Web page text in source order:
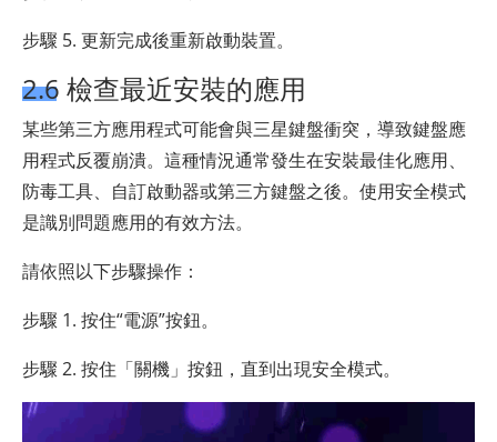
步驟 5. 更新完成後重新啟動裝置。
2.6 檢查最近安裝的應用
某些第三方應用程式可能會與三星鍵盤衝突，導致鍵盤應
用程式反覆崩潰。這種情況通常發生在安裝最佳化應用、
防毒工具、自訂啟動器或第三方鍵盤之後。使用安全模式
是識別問題應用的有效方法。
請依照以下步驟操作：
步驟 1. 按住“電源”按鈕。
步驟 2. 按住「關機」按鈕，直到出現安全模式。